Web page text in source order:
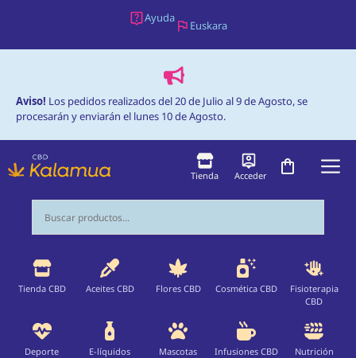
contenido
Ayuda
Euskara
Aviso! Los pedidos realizados del 20 de Julio al 9 de Agosto, se
procesarán y enviarán el lunes 10 de Agosto.
Acceder
Tienda
Tienda CBD Aceites CBD Flores CBD Cosmética CBD
Fisioterapia
CBD
Deporte E-líquidos Mascotas Infusiones CBD Nutrición